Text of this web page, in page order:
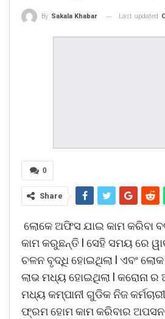
By Sakala Khabar Last updated
0
Share
ଲୋକେ ଅଫିସ ଯାଇ କାମ କରିବା
କାମ କରୁଛନ୍ତି l ସେହି ସମୟ ରେ
ଚଳନ ବୃଦ୍ଧି ହୋଇଥିଲା l ଏବଂ
ଲାଭ ମଧ୍ୟ ହୋଇଥିଲା l କରୋନା ର
ମଧ୍ୟ କମ୍ପାନୀ ଗୁଡିକ ନିଜ
ଫ୍ରମ ହୋମ କାମ କରିବାର